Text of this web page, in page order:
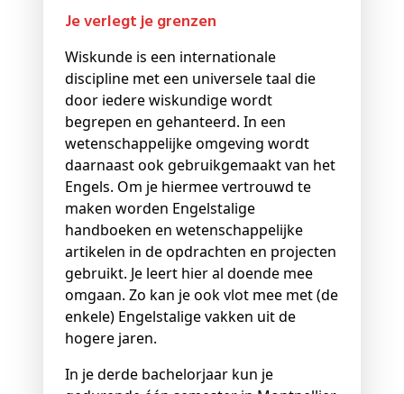
Je verlegt je grenzen
Wiskunde is een internationale
discipline met een universele taal die
door iedere wiskundige wordt
begrepen en gehanteerd. In een
wetenschappelijke omgeving wordt
daarnaast ook gebruikgemaakt van het
Engels. Om je hiermee vertrouwd te
maken worden Engelstalige
handboeken en wetenschappelijke
artikelen in de opdrachten en projecten
gebruikt. Je leert hier al doende mee
omgaan. Zo kan je ook vlot mee met (de
enkele) Engelstalige vakken uit de
hogere jaren.
In je derde bachelorjaar kun je